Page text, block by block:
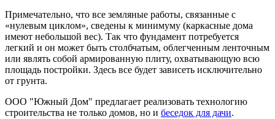
Примечательно, что все земляные работы, связанные с
«нулевым циклом», сведены к минимуму (каркасные дома
имеют небольшой вес). Так что фундамент потребуется
легкий и он может быть столбчатым, облегченным ленточным
или являть собой армированную плиту, охватывающую всю
площадь постройки. Здесь все будет зависеть исключительно
от грунта.
ООО "Южный Дом" предлагает реализовать технологию
строительства не только домов, но и беседок для дачи.